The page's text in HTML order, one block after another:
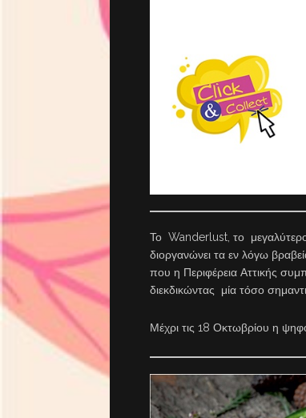
Το Wanderlust, το μεγαλύτερο
διοργανώνει τα εν λόγω
που η Περιφέρεια Αττικής
διεκδικώντας μία τόσο
Μέχρι τις 18 Οκτωβρίου η